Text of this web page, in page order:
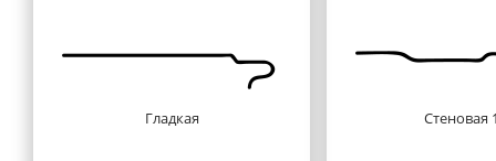
Гладкая Стеновая